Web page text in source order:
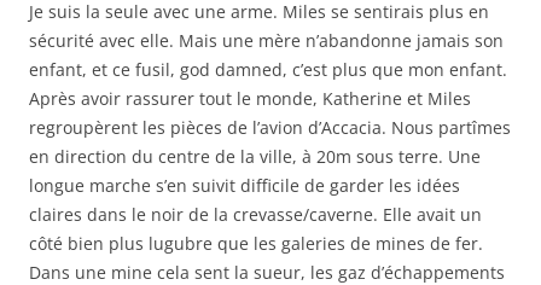
Je suis la seule avec une arme. Miles se sentirais plus en
sécurité avec elle. Mais une mère n’abandonne jamais son
enfant, et ce fusil, god damned, c’est plus que mon enfant.
Après avoir rassurer tout le monde, Katherine et Miles
regroupèrent les pièces de l’avion d’Accacia. Nous partîmes
en direction du centre de la ville, à 20m sous terre. Une
longue marche s’en suivit difficile de garder les idées
claires dans le noir de la crevasse/caverne. Elle avait un
côté bien plus lugubre que les galeries de mines de fer.
Dans une mine cela sent la sueur, les gaz d’échappements